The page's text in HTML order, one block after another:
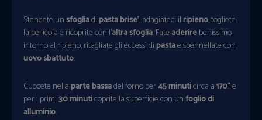
Stendete unsfogliadipasta brise’, adagiateci ilripieno, togliete
la pellicola e ricoprite con l’altra sfoglia. Fate aderirebenissimo
intorno al ripieno, ritagliate gli eccessi dipastae spennellate con
uovo sbattuto.
Cuocete nellaparte bassadel forno per45 minuticirca a170°e
per i primi30 minuticoprite la superficie con unfoglio di
alluminio.